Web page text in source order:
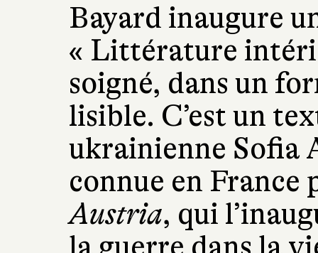
Bayard inaugure
« Littérature
soigné, dans un
lisible. C’est un
ukrainienne Sofia
connue en France
Austria, qui